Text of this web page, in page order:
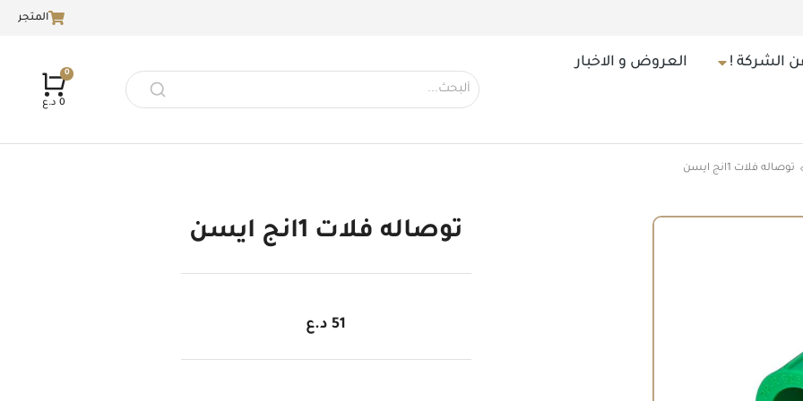
المتجر
الشركة ! العروض و الاخبار
0 د.ع
توصاله فلات 1انج ايسن
توصاله فلات 1انج ايسن
51 د.ع